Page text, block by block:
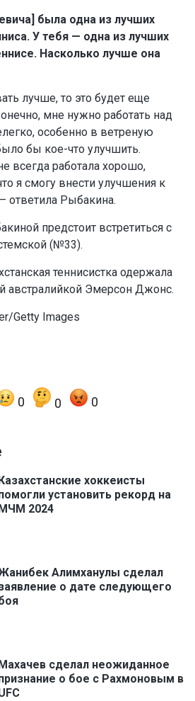
была одна из лучших
У тебя — одна из лучших
Насколько лучше она
лучше, то это будет еще
мне нужно работать над
особенно в ветреную
бы кое-что улучшить.
всегда работала хорошо,
я смогу внести улучшения к
ответила Рыбакина.
предстоит встретиться с
(№33).
теннисистка одержала
австралийкой Эмерсон Джонс.
Getty Images
0 0 0
Казахстанские хоккеисты
установить рекорд на
МЧМ 2024
Алимханулы сделал
о дате следующего
Махачев сделал неожиданное
о бое с Рахмоновым в